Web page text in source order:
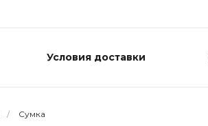
Условия доставки
/ Cумка